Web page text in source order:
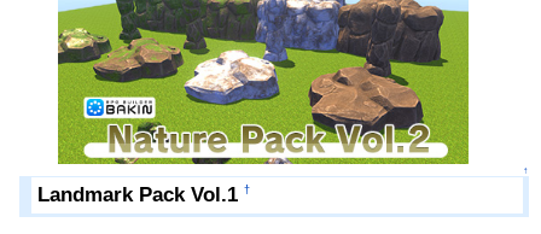
↑
Landmark Pack Vol.1 †